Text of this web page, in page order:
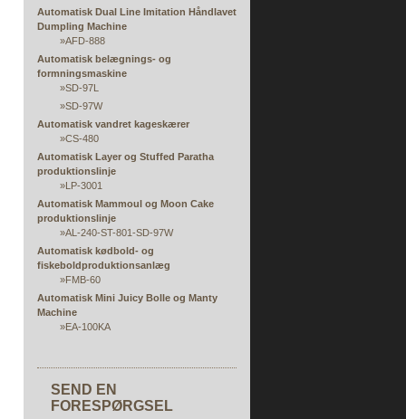
Automatisk Dual Line Imitation Håndlavet
Dumpling Machine
»AFD-888
Automatisk belægnings- og
formningsmaskine
»SD-97L
»SD-97W
Automatisk vandret kageskærer
»CS-480
Automatisk Layer og Stuffed Paratha
produktionslinje
»LP-3001
Automatisk Mammoul og Moon Cake
produktionslinje
»AL-240-ST-801-SD-97W
Automatisk kødbold- og
fiskeboldproduktionsanlæg
»FMB-60
Automatisk Mini Juicy Bolle og Manty
Machine
»EA-100KA
Automatisk rispapirdampnings- og
fyldekstruderingsmaskine
SEND EN
FORESPØRGSEL